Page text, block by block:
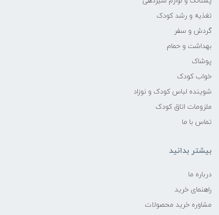
تغذیه و رشد کودک
گردش و سفر
بهداشت و حمام
پوشاک
خواب کودک
شوینده لباس کودک و نوزاد
ملزومات اتاق کودک
تماس با ما
بیشتر بدانید
درباره ما
راهنمای خرید
مشاوره خرید محصولات